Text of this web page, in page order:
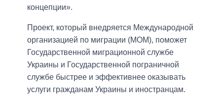
концепции».
Проект, который внедряется Международной
организацией по миграции (МОМ), поможет
Государственной миграционной службе
Украины и Государственной пограничной
службе быстрее и эффективнее оказывать
услуги гражданам Украины и иностранцам.